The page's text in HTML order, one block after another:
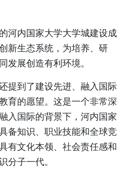
河内国家大学大学城建设成
新生态系统，为培养、研
发展创造有利环境。
提到了建设先进、融入国际
育的愿望。这是一个非常深
入国际的背景下，河内国家
备知识、职业技能和全球竞
有文化本领、社会责任感和
分子一代。